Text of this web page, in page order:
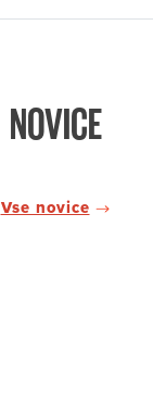
NOVICE
Vse novice